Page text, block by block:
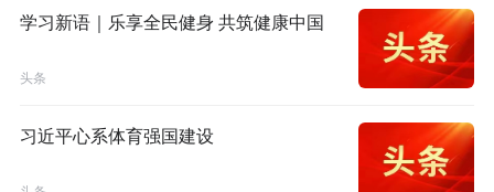
学习新语｜乐享全民健身 共筑健康中国
头条
习近平心系体育强国建设